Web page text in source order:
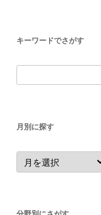
キーワードでさがす
索:
月別に探す
月
別
に
分野別にさがす